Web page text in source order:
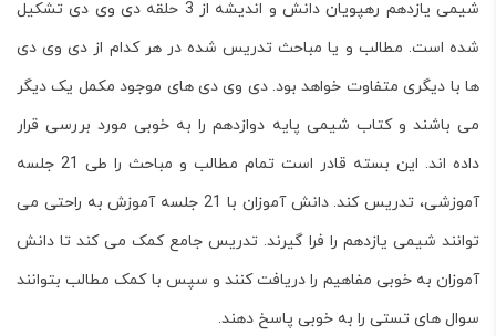
شیمی یازدهم رهپویان دانش و اندیشه از 3 حلقه دی وی دی تشکیل
شده است. مطالب و یا مباحث تدریس شده در هر کدام از دی وی دی
ها با دیگری متفاوت خواهد بود. دی وی دی های موجود مکمل یک دیگر
می باشند و کتاب شیمی پایه دوازدهم را به خوبی مورد بررسی قرار
داده اند. این بسته قادر است تمام مطالب و مباحث را طی 21 جلسه
آموزشی، تدریس کند. دانش آموزان با 21 جلسه آموزش به راحتی می
توانند شیمی یازدهم را فرا گیرند. تدریس جامع کمک می کند تا دانش
آموزان به خوبی مفاهیم را دریافت کنند و سپس با کمک مطالب بتوانند
سوال های تستی را به خوبی پاسخ دهند.